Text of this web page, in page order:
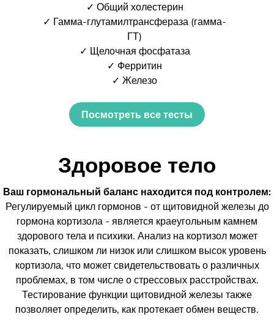
✓ Общий холестерин
✓ Гамма-глутамилтрансфераза (гамма-
ГТ)
✓ Щелочная фосфатаза
✓ Ферритин
✓ Железо
Посмотреть все тесты
Здоровое тело
Ваш гормональный баланс находится под контролем:
Регулируемый цикл гормонов - от щитовидной железы до
гормона кортизола - является краеугольным камнем
здорового тела и психики. Анализ на кортизол может
показать, слишком ли низок или слишком высок уровень
кортизола, что может свидетельствовать о различных
проблемах, в том числе о стрессовых расстройствах.
Тестирование функции щитовидной железы также
позволяет определить, как протекает обмен веществ.